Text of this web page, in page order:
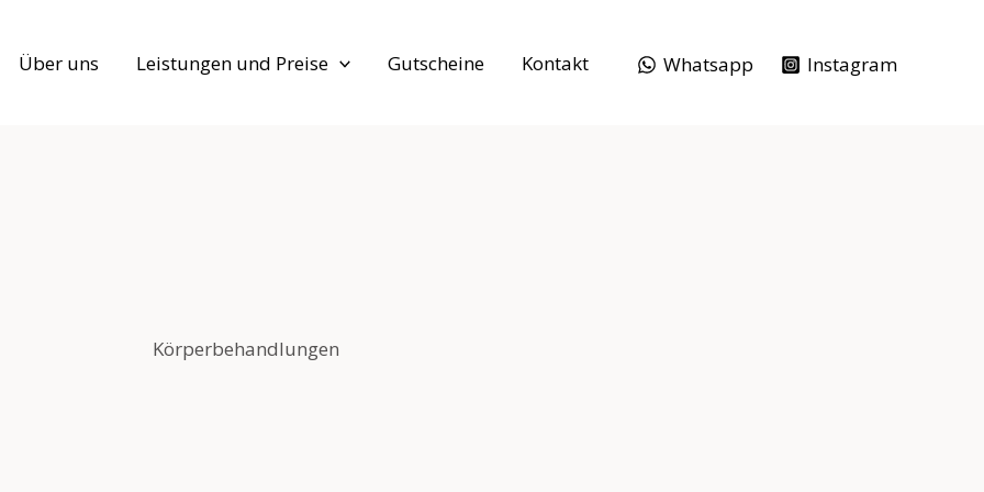
Über uns Leistungen und Preise Gutscheine Kontakt Whatsapp Instagram
Körperbehandlungen